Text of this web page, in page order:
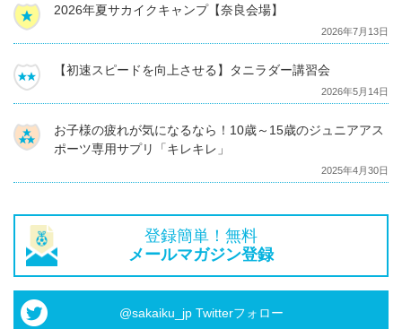
2026年夏サカイクキャンプ【奈良会場】
2026年7月13日
【初速スピードを向上させる】タニラダー講習会
2026年5月14日
お子様の疲れが気になるなら！10歳～15歳のジュニアアス
ポーツ専用サプリ「キレキレ」
2025年4月30日
登録簡単！無料
メールマガジン登録
@sakaiku_jp Twitterフォロー